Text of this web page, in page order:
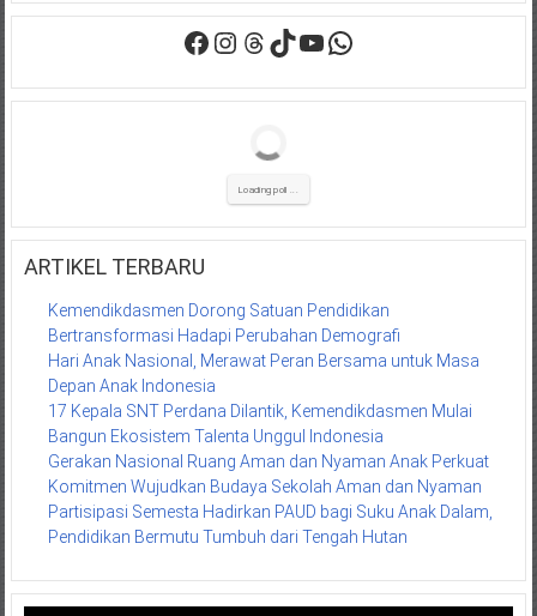
Facebook
Instagram
Threads
TikTok
YouTube
WhatsApp
Loading poll ...
ARTIKEL TERBARU
Kemendikdasmen Dorong Satuan Pendidikan
Bertransformasi Hadapi Perubahan Demografi
Hari Anak Nasional, Merawat Peran Bersama untuk Masa
Depan Anak Indonesia
17 Kepala SNT Perdana Dilantik, Kemendikdasmen Mulai
Bangun Ekosistem Talenta Unggul Indonesia
Gerakan Nasional Ruang Aman dan Nyaman Anak Perkuat
Komitmen Wujudkan Budaya Sekolah Aman dan Nyaman
Partisipasi Semesta Hadirkan PAUD bagi Suku Anak Dalam,
Pendidikan Bermutu Tumbuh dari Tengah Hutan